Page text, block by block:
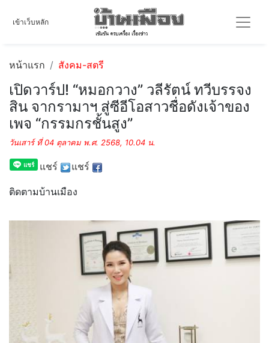
เข้าเว็บหลัก
หน้าแรก สังคม-สตรี
เปิดวาร์ป! “หมอกวาง” วลีรัตน์ ทวีบรรจง
สิน จากรามาฯ สู่ซีอีโอสาวชื่อดังเจ้าของ
เพจ “กรรมกรชั้นสูง”
วันเสาร์ ที่ 04 ตุลาคม พ.ศ. 2568, 10.04 น.
แชร์ แชร์
ติดตามบ้านเมือง